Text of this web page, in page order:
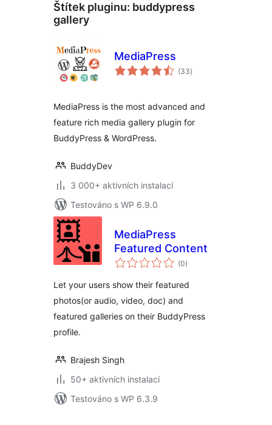
Štítek pluginu: buddypress
gallery
MediaPress
(33celkové
hodnocení
)
MediaPress is the most advanced and
feature rich media gallery plugin for
BuddyPress & WordPress.
BuddyDev
3 000+ aktivních instalací
Testováno s WP 6.9.0
MediaPress
Featured Content
(0celkové
hodnocení
)
Let your users show their featured
photos(or audio, video, doc) and
featured galleries on their BuddyPress
profile.
Brajesh Singh
50+ aktivních instalací
Testováno s WP 6.3.9